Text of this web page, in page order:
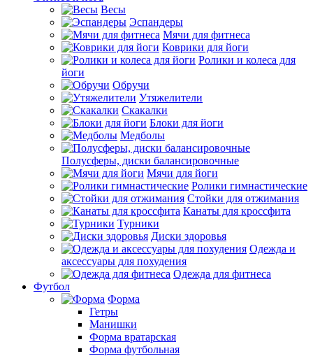
Весы
Эспандеры
Мячи для фитнеса
Коврики для йоги
Ролики и колеса для
йоги
Обручи
Утяжелители
Скакалки
Блоки для йоги
Медболы
Полусферы, диски балансировочные
Мячи для йоги
Ролики гимнастические
Стойки для отжимания
Канаты для кроссфита
Турники
Диски здоровья
Одежда и
аксессуары для похудения
Одежда для фитнеса
Футбол
Форма
Гетры
Манишки
Форма вратарская
Форма футбольная